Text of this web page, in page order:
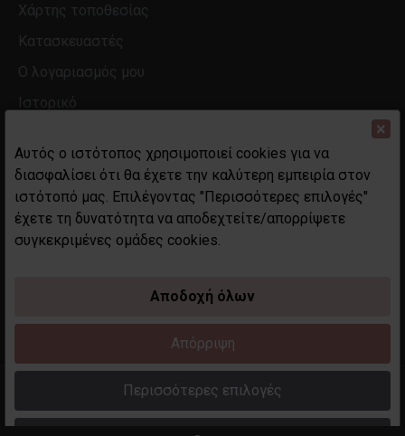
Χάρτης τοποθεσίας
Κατασκευαστές
Ο λογαριασμός μου
Ιστορικό
Copyright 2023 maddame.gr. All rights reserved. Created by
×
Αυτός ο ιστότοπος χρησιμοποιεί cookies για να
διασφαλίσει ότι θα έχετε την καλύτερη εμπειρία στον
ιστότοπό μας. Επιλέγοντας "Περισσότερες επιλογές"
έχετε τη δυνατότητα να αποδεχτείτε/απορρίψετε
συγκεκριμένες ομάδες cookies.
Αποδοχή όλων
Απόρριψη
Περισσότερες επιλογές